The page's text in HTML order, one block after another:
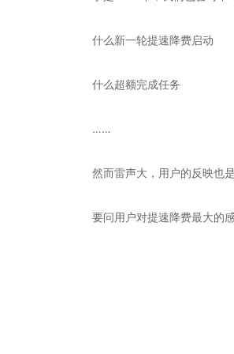
什么新一轮提速降费启动
什么超额完成任务
……
然而雷声大，用户的反映也
要问用户对提速降费最大